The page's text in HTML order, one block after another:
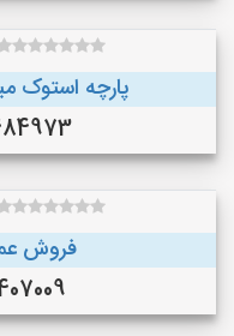
پارچه استوک
فروش عمده ۱۸۰